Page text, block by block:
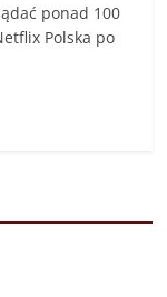
ponad 100
Polska po